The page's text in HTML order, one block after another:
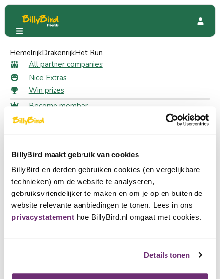
BillyBird maakt gebruik van cookies
BillyBird en derden gebruiken cookies (en vergelijkbare
technieken) om de website te analyseren,
gebruiksvriendelijker te maken en om je op en buiten de
website relevante aanbiedingen te tonen. Lees in ons
privacystatement hoe BillyBird.nl omgaat met cookies.
Details tonen
HemelrijkDrakenrijkHet Run
All partner companies
Nice Extras
Win prizes
Become member
Login
Choose a language
Nederlands
English
Deutsch
Become partner
Madurodam
Madurodam
1813 Friends